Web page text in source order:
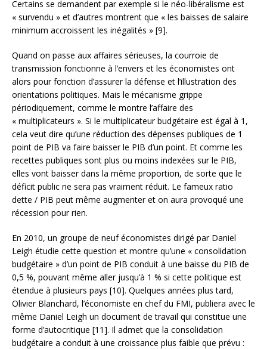
Certains se demandent par exemple si le néo-libéralisme est
« survendu » et d’autres montrent que « les baisses de salaire
minimum accroissent les inégalités » [9].
Quand on passe aux affaires sérieuses, la courroie de
transmission fonctionne à l’envers et les économistes ont
alors pour fonction d’assurer la défense et l’illustration des
orientations politiques. Mais le mécanisme grippe
périodiquement, comme le montre l’affaire des
« multiplicateurs ». Si le multiplicateur budgétaire est égal à 1,
cela veut dire qu’une réduction des dépenses publiques de 1
point de PIB va faire baisser le PIB d’un point. Et comme les
recettes publiques sont plus ou moins indexées sur le PIB,
elles vont baisser dans la même proportion, de sorte que le
déficit public ne sera pas vraiment réduit. Le fameux ratio
dette / PIB peut même augmenter et on aura provoqué une
récession pour rien.
En 2010, un groupe de neuf économistes dirigé par Daniel
Leigh étudie cette question et montre qu’une « consolidation
budgétaire » d’un point de PIB conduit à une baisse du PIB de
0,5 %, pouvant même aller jusqu’à 1 % si cette politique est
étendue à plusieurs pays [10]. Quelques années plus tard,
Olivier Blanchard, l’économiste en chef du FMI, publiera avec le
même Daniel Leigh un document de travail qui constitue une
forme d’autocritique [11]. Il admet que la consolidation
budgétaire a conduit à une croissance plus faible que prévu :